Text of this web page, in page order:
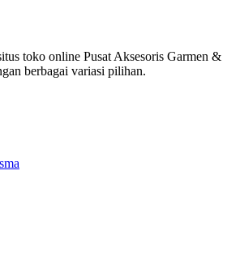
toko online Pusat Aksesoris Garmen &
berbagai variasi pilihan.